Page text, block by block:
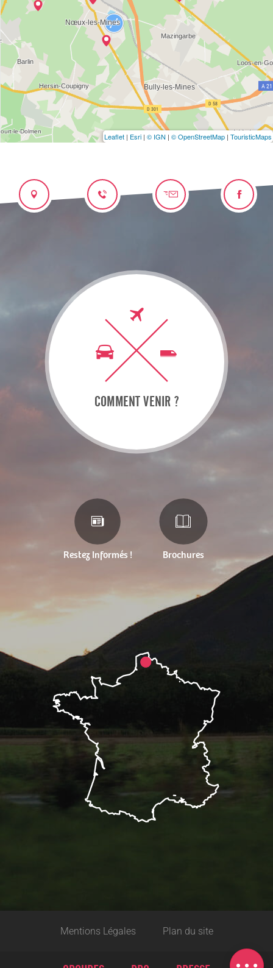
Carte
Leaflet | Esri | © IGN | © OpenStreetMap | TouristicMaps
COMMENT VENIR ?
Restez Informés ! Brochures
Mentions Légales Plan du site